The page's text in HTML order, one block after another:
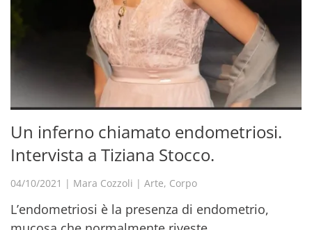
Un inferno chiamato endometriosi.
Intervista a Tiziana Stocco.
04/10/2021 | Mara Cozzoli | Arte, Corpo
L’endometriosi è la presenza di endometrio,